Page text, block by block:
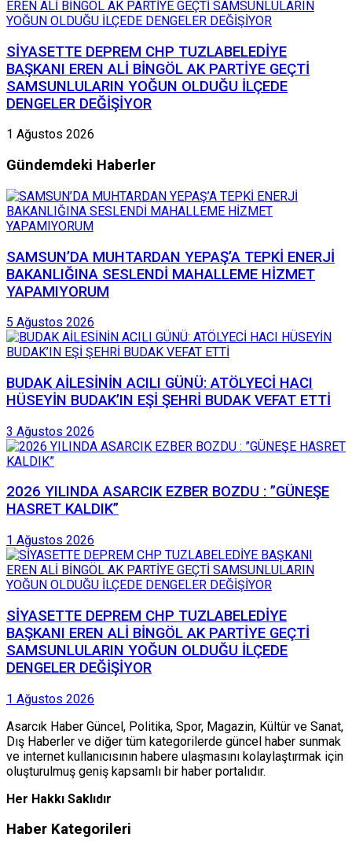
SİYASETTE DEPREM CHP TUZLABELEDİYE
BAŞKANI EREN ALİ BİNGÖL AK PARTİYE GEÇTİ
SAMSUNLULARIN YOĞUN OLDUĞU İLÇEDE
DENGELER DEĞİŞİYOR
1 Ağustos 2026
Gündemdeki Haberler
SAMSUN’DA MUHTARDAN YEPAŞ’A TEPKİ ENERJİ
BAKANLIĞINA SESLENDİ MAHALLEME HİZMET
YAPAMIYORUM
5 Ağustos 2026
BUDAK AİLESİNİN ACILI GÜNÜ: ATÖLYECİ HACI
HÜSEYİN BUDAK’IN EŞİ ŞEHRİ BUDAK VEFAT ETTİ
3 Ağustos 2026
2026 YILINDA ASARCIK EZBER BOZDU : ”GÜNEŞE
HASRET KALDIK”
1 Ağustos 2026
SİYASETTE DEPREM CHP TUZLABELEDİYE
BAŞKANI EREN ALİ BİNGÖL AK PARTİYE GEÇTİ
SAMSUNLULARIN YOĞUN OLDUĞU İLÇEDE
DENGELER DEĞİŞİYOR
1 Ağustos 2026
Asarcık Haber Güncel, Politika, Spor, Magazin, Kültür ve Sanat,
Dış Haberler ve diğer tüm kategorilerde güncel haber sunmak
ve internet kullanıcısının habere ulaşmasını kolaylaştırmak için
oluşturulmuş geniş kapsamlı bir haber portalıdır.
Her Hakkı Saklıdır
Haber Kategorileri